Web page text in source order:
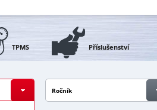
TPMS Příslušenství
Ročník